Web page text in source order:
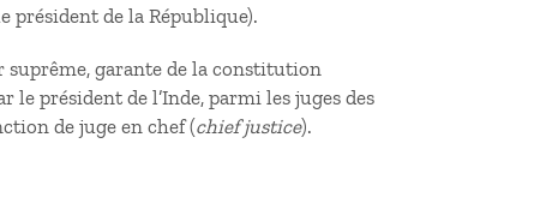
président de la République).
garante de la constitution
le président de l’Inde, parmi les juges des
de juge en chef (chief justice).